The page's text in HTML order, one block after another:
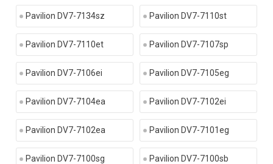
Pavilion DV7-7134sz Pavilion DV7-7110st
Pavilion DV7-7110et Pavilion DV7-7107sp
Pavilion DV7-7106ei Pavilion DV7-7105eg
Pavilion DV7-7104ea Pavilion DV7-7102ei
Pavilion DV7-7102ea Pavilion DV7-7101eg
Pavilion DV7-7100sg Pavilion DV7-7100sb